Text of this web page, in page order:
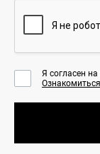
Я согласен